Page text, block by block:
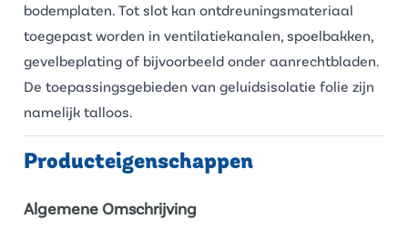
bodemplaten. Tot slot kan ontdreuningsmateriaal
toegepast worden in ventilatiekanalen, spoelbakken,
gevelbeplating of bijvoorbeeld onder aanrechtbladen.
De toepassingsgebieden van geluidsisolatie folie zijn
namelijk talloos.
Producteigenschappen
Algemene Omschrijving